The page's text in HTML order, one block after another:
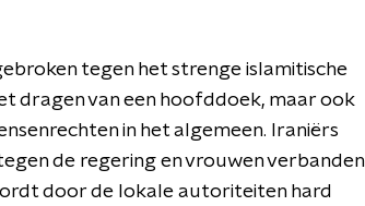
tegen het strenge islamitische
dragen van een hoofddoek, maar ook
in het algemeen. Iraniërs
de regering en vrouwen verbanden
door de lokale autoriteiten hard